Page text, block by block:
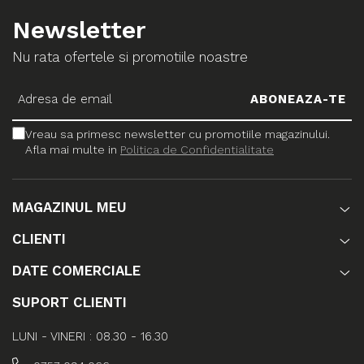
Newsletter
Nu rata ofertele si promotiile noastre
Vreau sa primesc newsletter cu promotiile magazinului.
Afla mai multe in Politica de Confidentialitate
MAGAZINUL MEU
CLIENTI
DATE COMERCIALE
SUPORT CLIENTI
LUNI - VINERI : 08.30 - 16.30